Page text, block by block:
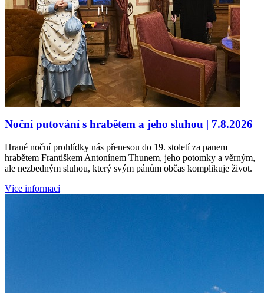
Noční putování s hrabětem a jeho sluhou | 7.8.2026
Hrané noční prohlídky nás přenesou do 19. století za panem
hrabětem Františkem Antonínem Thunem, jeho potomky a věrným,
ale nezbedným sluhou, který svým pánům občas komplikuje život.
Více informací